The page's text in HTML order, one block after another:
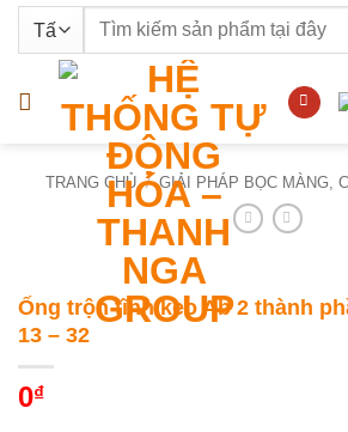
nội
Tìm
TRANG CHỦ / GIẢI PHÁP BỌC MÀNG,
Ống trộn tĩnh keo Ab 2 thành
13 – 32
0₫